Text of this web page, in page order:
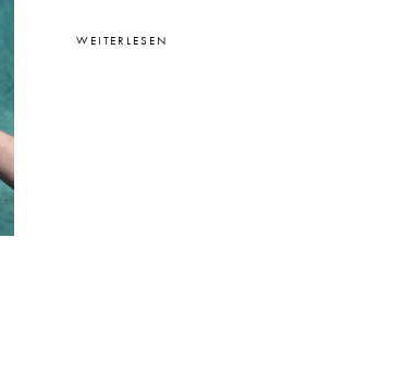
WEITERLESEN